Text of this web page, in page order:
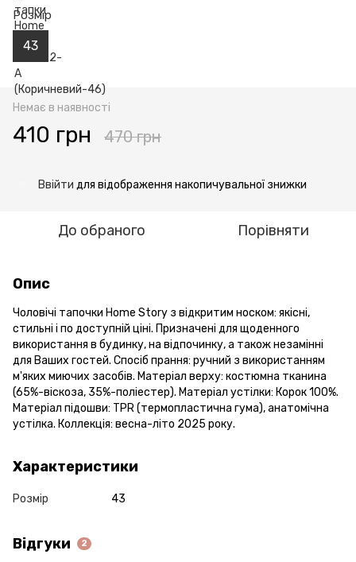
Розмір
43
Немає в наявності
410 грн 470 грн
Ввійти для відображення накопичувальної знижки
До обраного Порівняти
Опис
Чоловічі тапочки Home Story з відкритим носком: якісні,
стильні і по доступній ціні. Призначені для щоденного
використання в будинку, на відпочинку, а також незамінні
для Ваших гостей. Спосіб прання: ручний з використанням
м'яких миючих засобів. Матеріал верху: костюмна тканина
(65%-віскоза, 35%-поліестер). Матеріал устілки: Корок 100%.
Матеріал підошви: TPR (термопластична гума), анатомічна
устілка. Коллекція: весна-літо 2025 року.
Характеристики
Розмір 43
Відгуки 2